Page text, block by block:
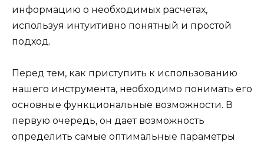
информацию о необходимых расчетах,
используя интуитивно понятный и простой
подход.
Перед тем, как приступить к использованию
нашего инструмента, необходимо понимать его
основные функциональные возможности. В
первую очередь, он дает возможность
определить самые оптимальные параметры